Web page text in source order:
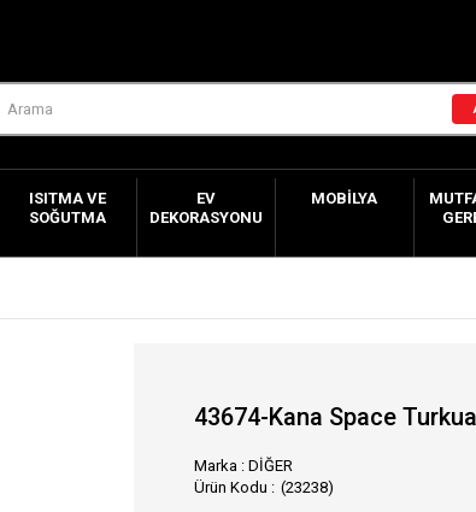
ISITMA VE
SOĞUTMA
EV
DEKORASYONU
MOBILYA
43674-Kana Space
Marka : DİĞER
(23238)